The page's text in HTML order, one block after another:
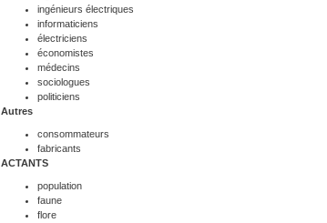
ingénieurs électriques
informaticiens
électriciens
économistes
médecins
sociologues
politiciens
Autres
consommateurs
fabricants
ACTANTS
population
faune
flore